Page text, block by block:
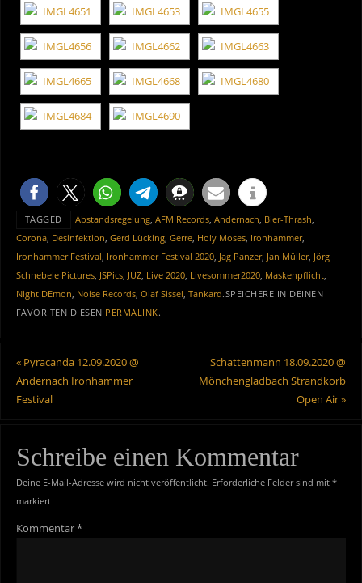
TAGGED Abstandsregelung, AFM Records, Andernach Bier-Thrash
Corona, Desinfektion Gerd Lücking, Gerre, Holy Moses, Ironhammer,
Ironhammer Festival Ironhammer Festival 2020, Jag Panzer, Jan Müller, Jörg
Schnebele Pictures, JSPics, JUZ, Live 2020, Livesommer2020, Maskenpflicht,
Night DEmon Noise Records, Olaf Sissel Tankard.SPEICHERE IN DEINEN
FAVORITEN DIESEN PERMALINK.
«Pyracanda 12.09.2020 @
Andernach Ironhammer
Festival
Schattenmann 18.09.2020 @
Mönchengladbach Strandkorb
Open Air»
Schreibe einen Kommentar
Deine E-Mail-Adresse wird nicht veröffentlicht. Erforderliche Felder sind mit *
markiert
Kommentar*